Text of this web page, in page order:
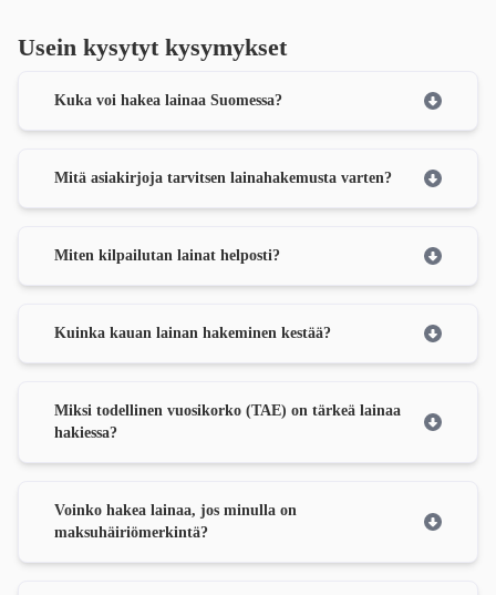
Usein kysytyt kysymykset
Kuka voi hakea lainaa Suomessa?
Mitä asiakirjoja tarvitsen lainahakemusta varten?
Miten kilpailutan lainat helposti?
Kuinka kauan lainan hakeminen kestää?
Miksi todellinen vuosikorko (TAE) on tärkeä lainaa
hakiessa?
Voinko hakea lainaa, jos minulla on
maksuhäiriömerkintä?